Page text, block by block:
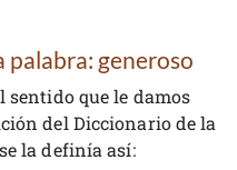
palabra: generoso
sentido que le damos
del Diccionario de la
la definía así: